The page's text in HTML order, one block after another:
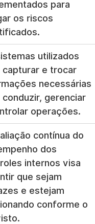
para
os riscos
utilizados
capturar e trocar
necessárias
conduzir, gerenciar
operações.
contínua do
dos
internos visa
que sejam
e estejam
conforme o